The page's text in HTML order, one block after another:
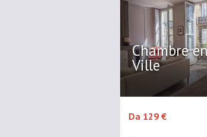
Chambre
Ville
Da 129 €